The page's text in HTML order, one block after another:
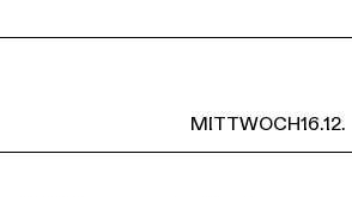
MITTWOCH16.12.